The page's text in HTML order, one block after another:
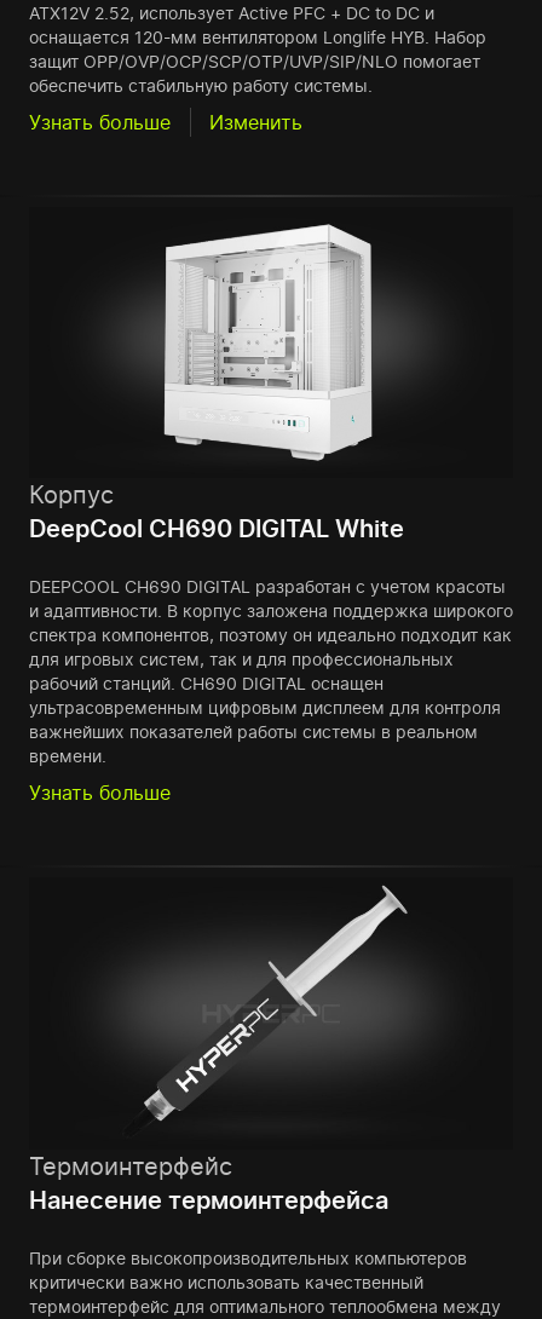
ATX12V 2.52, использует Active PFC + DC to DC и
оснащается 120-мм вентилятором Longlife HYB. Набор
защит OPP/OVP/OCP/SCP/OTP/UVP/SIP/NLO помогает
обеспечить стабильную работу системы.
Узнать больше Изменить
Корпус
DeepCool CH690 DIGITAL White
DEEPCOOL CH690 DIGITAL разработан с учетом красоты
и адаптивности. В корпус заложена поддержка широкого
спектра компонентов, поэтому он идеально подходит как
для игровых систем, так и для профессиональных
рабочий станций. CH690 DIGITAL оснащен
ультрасовременным цифровым дисплеем для контроля
важнейших показателей работы системы в реальном
времени.
Узнать больше
Термоинтерфейс
Нанесение термоинтерфейса
При сборке высокопроизводительных компьютеров
критически важно использовать качественный
термоинтерфейс для оптимального теплообмена между